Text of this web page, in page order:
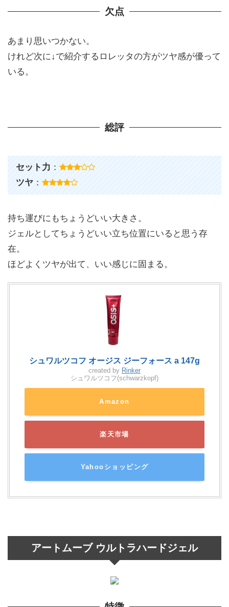
欠点
あまり思いつかない。
けれど次に↓で紹介するロレッタの方がツヤ感が優って
いる。
総評
セット力 ：
ツヤ ：
持ち運びにもちょうどいい大きさ。
ジェルとしてちょうどいい立ち位置にいると思う存
在。
ほどよくツヤが出て、いい感じに固まる。
シュワルツコフ オージス ジーフォース a 147g
created by Rinker
シュワルツコフ(schwarzkopf)
Amazon
楽天市場
Yahooショッピング
アートムーブ ウルトラハードジェル